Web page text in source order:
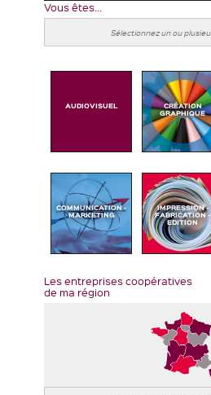
Vous êtes...
AUDIOVISUEL CRÉATION
GRAPHIQUE
COMMUNICATION -
MARKETING
IMPRESSION -
FABRICATION -
EDITION
Les entreprises coopératives
de ma région